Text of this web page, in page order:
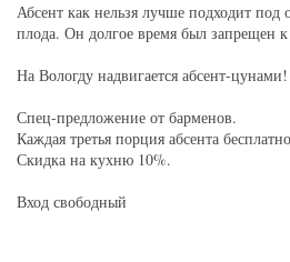
Абсент как нельзя лучше подходит под
плода. Он долгое время был запрещен
На Вологду надвигается абсент-цунами!
Спец-предложение от барменов.
Каждая третья порция абсента
Скидка на кухню 10%.
Вход свободный